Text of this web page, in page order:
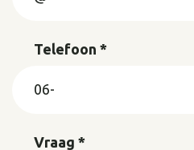
Telefoon *
Vraag *